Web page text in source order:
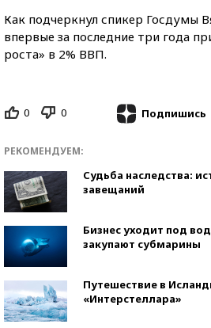
Как подчеркнул спикер Госдумы
впервые за последние три года
роста» в 2% ВВП.
0 0 Подпишись
РЕКОМЕНДУЕМ:
Судьба наследства:
завещаний
Бизнес уходит под
закупают субмарины
Путешествие в
«Интерстеллара»